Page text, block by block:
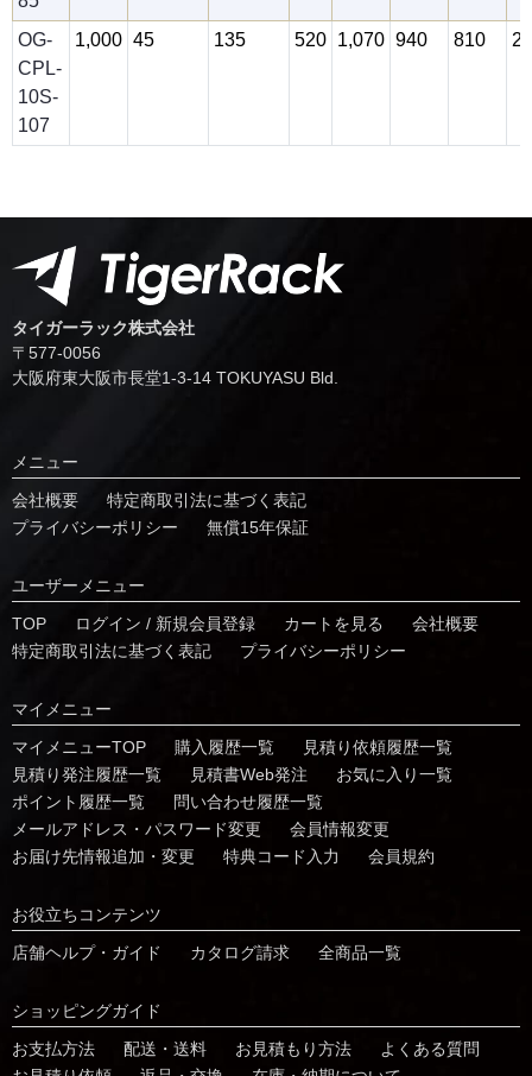
OG-
CPL-
10S-
107
1,000 45 135 520 1,070 940 810
タイガーラック株式会社
〒577-0056
⼤阪府東⼤阪市⻑堂1-3-14 TOKUYASU Bld.
メニュー
会社概要
特定商取引法に基づく表記
プライバシーポリシー
無償15年保証
ユーザーメニュー
TOP
ログイン / 新規会員登録 カートを見る
会社概要
特定商取引法に基づく表記
プライバシーポリシー
マイメニュー
マイメニューTOP
購入履歴一覧
⾒積り依頼履歴⼀覧
⾒積り発注履歴⼀覧
見積書Web発注
お気に⼊り⼀覧
ポイント履歴⼀覧
問い合わせ履歴⼀覧
メールアドレス・パスワード変更
会員情報変更
お届け先情報追加・変更
特典コード⼊⼒ 会員規約
お役⽴ちコンテンツ
店舗ヘルプ・ガイド
カタログ請求 全商品一覧
ショッピングガイド
お⽀払⽅法
配送・送料 お見積もり方法
よくある質問